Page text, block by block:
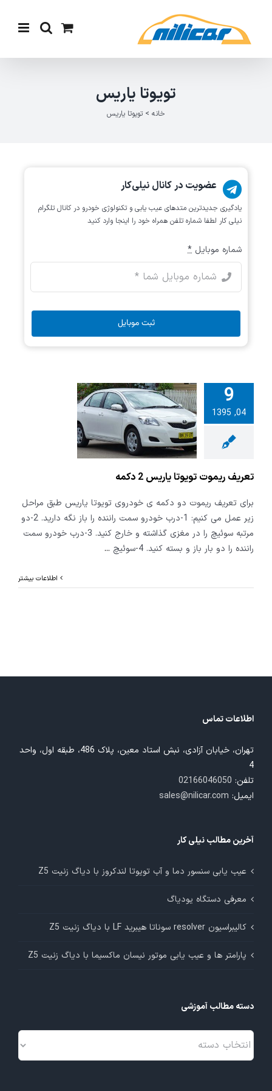
content
تویوتا یاریس
خانه > تویوتا یاریس
9
04, 1395
تویوتا
تعریف ریموت تویوتا یاریس 2 دکمه
برای تعریف ریموت دو دکمه ی خودروی تویوتا یاریس طبق مراحل
زیر عمل می کنیم: 1-درب خودرو سمت راننده را باز نگه دارید. 2-دو
مرتبه سوئیچ را در مغزی گذاشته و خارج کنید. 3-درب خودرو سمت
راننده را دو بار باز و بسته کنید. 4-سوئیچ
...
اطلاعات بیشتر
عضویت در کانال نیلی‌کار
یادگیری جدیدترین متد‌های عیب یابی‌ و تکنولوژی خودرو در کانال تلگرام
نیلی کار لطفا شماره تلفن همراه خود را اینجا وارد کنید
شماره موبایل *
ثبت موبایل
اطلاعات تماس
تهران، خیابان آزادی، نبش استاد معین، پلاک 486، طبقه اول، واحد
4
تلفن: 02166046050
ایمیل: sales@nilicar.com
آخرین مطالب نیلی کار
عیب یابی سنسور دما و آب تویوتا لندکروز با دیاگ زنیت Z5
معرفی دستگاه یودیاگ
کالیبراسیون resolver سوناتا هیبرید LF با دیاگ زنیت Z5
پارامتر ها و عیب یابی موتور نیسان ماکسیما با دیاگ زنیت Z5
دسته مطالب آموزشی
دسته